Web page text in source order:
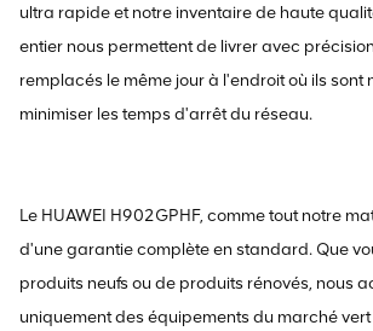
ultra rapide et notre inventaire de haute
entier nous permettent de livrer avec
remplacés le même jour à l'endroit où ils sont
minimiser les temps d'arrêt du réseau.
Le HUAWEI H902GPHF, comme tout notre
d'une garantie complète en standard. Que
produits neufs ou de produits rénovés, nous
uniquement des équipements du marché